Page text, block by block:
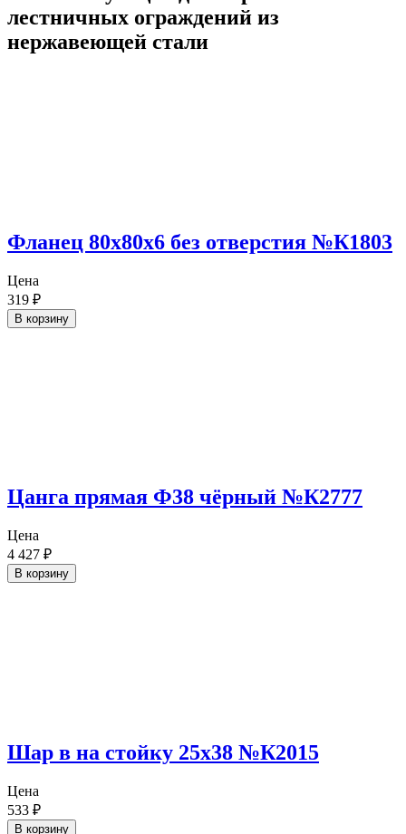
лестничных ограждений из
нержавеющей стали
Фланец 80х80х6 без отверстия №К1803
Цена
319 ₽
В корзину
Цанга прямая Ф38 чёрный №К2777
Цена
4 427 ₽
В корзину
Шар в на стойку 25х38 №К2015
Цена
533 ₽
В корзину